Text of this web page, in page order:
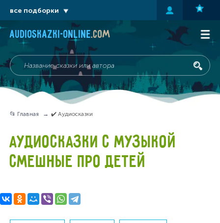
audioskazki-online.com
📂 Главная ✔️ Аудиосказки
АУДИОСКАЗКИ С МУЗЫКОЙ
СМЕШНЫЕ ПРО ДЕТЕЙ
все подборки